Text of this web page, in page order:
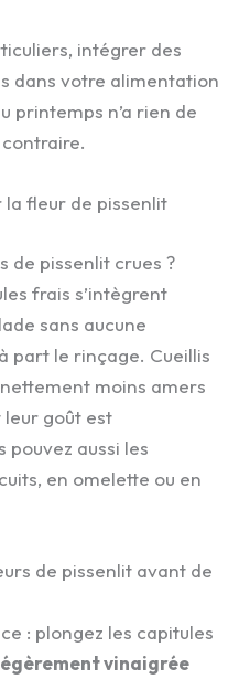
intégrer des
dans votre alimentation
printemps n’a rien de
fleur de pissenlit
de pissenlit crues ?
frais s’intègrent
sans aucune
part le rinçage. Cueillis
moins amers
leur goût est
pouvez aussi les
en omelette ou en
de pissenlit avant de
: plongez les capitules
vinaigrée